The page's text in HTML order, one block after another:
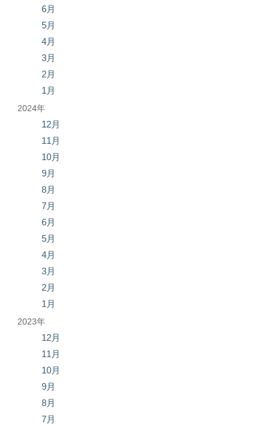
6月
5月
4月
3月
2月
1月
2024年
12月
11月
10月
9月
8月
7月
6月
5月
4月
3月
2月
1月
2023年
12月
11月
10月
9月
8月
7月